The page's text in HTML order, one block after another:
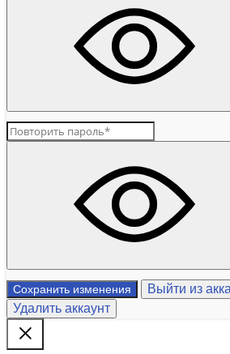
Сохранить изменения
Выйти из
Удалить аккаунт